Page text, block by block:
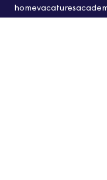
homevacatures